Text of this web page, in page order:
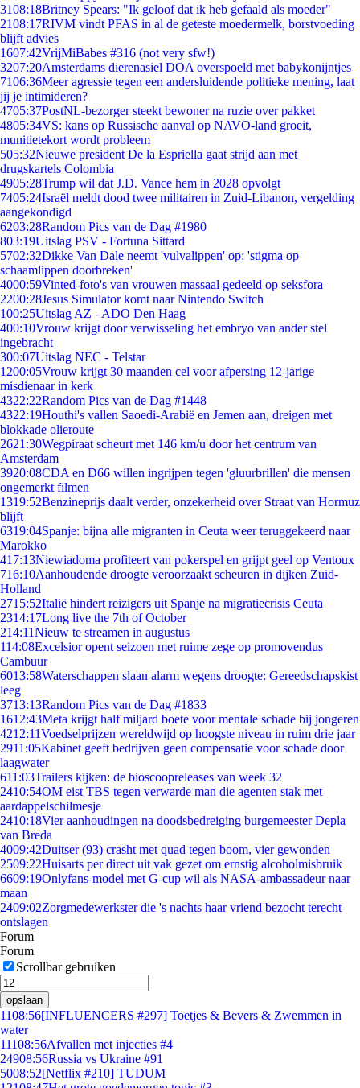
3108:18Britney Spears: "Ik geloof dat ik heb gefaald als moeder"
2108:17RIVM vindt PFAS in al de geteste moedermelk, borstvoeding
blijft advies
1607:42VrijMiBabes #316 (not very sfw!)
3207:20Amsterdams dierenasiel DOA overspoeld met babykonijntjes
7106:36Meer agressie tegen een andersluidende politieke mening, laat
jij je intimideren?
4705:37PostNL-bezorger steekt bewoner na ruzie over pakket
4805:34VS: kans op Russische aanval op NAVO-land groeit,
munitietekort wordt probleem
505:32Nieuwe president De la Espriella gaat strijd aan met
drugskartels Colombia
4905:28Trump wil dat J.D. Vance hem in 2028 opvolgt
7405:24Israël meldt dood twee militairen in Zuid-Libanon, vergelding
aangekondigd
6203:28Random Pics van de Dag #1980
803:19Uitslag PSV - Fortuna Sittard
5702:32Dikke Van Dale neemt 'vulvalippen' op: 'stigma op
schaamlippen doorbreken'
4000:59Vinted-foto's van vrouwen massaal gedeeld op seksfora
2200:28Jesus Simulator komt naar Nintendo Switch
100:25Uitslag AZ - ADO Den Haag
400:10Vrouw krijgt door verwisseling het embryo van ander stel
ingebracht
300:07Uitslag NEC - Telstar
1200:05Vrouw krijgt 30 maanden cel voor afpersing 12-jarige
misdienaar in kerk
4322:22Random Pics van de Dag #1448
4322:19Houthi's vallen Saoedi-Arabië en Jemen aan, dreigen met
blokkade olieroute
2621:30Wegpiraat scheurt met 146 km/u door het centrum van
Amsterdam
3920:08CDA en D66 willen ingrijpen tegen 'gluurbrillen' die mensen
ongemerkt filmen
1319:52Benzineprijs daalt verder, onzekerheid over Straat van Hormuz
blijft
6319:04Spanje: bijna alle migranten in Ceuta weer teruggekeerd naar
Marokko
417:13Niewiadoma profiteert van pokerspel en grijpt geel op Ventoux
716:10Aanhoudende droogte veroorzaakt scheuren in dijken Zuid-
Holland
2715:52Italië hindert reizigers uit Spanje na migratiecrisis Ceuta
2314:17Long live the 7th of October
214:11Nieuw te streamen in augustus
114:08Excelsior opent seizoen met ruime zege op promovendus
Cambuur
6013:58Waterschappen slaan alarm wegens droogte: Gereedschapskist
leeg
3713:13Random Pics van de Dag #1833
1612:43Meta krijgt half miljard boete voor mentale schade bij jongeren
4212:11Voedselprijzen wereldwijd op hoogste niveau in ruim drie jaar
2911:05Kabinet geeft bedrijven geen compensatie voor schade door
laagwater
611:03Trailers kijken: de bioscoopreleases van week 32
2410:54OM eist TBS tegen verwarde man die agenten stak met
aardappelschilmesje
2410:18Vier aanhoudingen na doodsbedreiging burgemeester Depla
van Breda
4009:42Duitser (93) crasht met quad tegen boom, vier gewonden
2509:22Huisarts per direct uit vak gezet om ernstig alcoholmisbruik
6609:19Onlyfans-model met G-cup wil als NASA-ambassadeur naar
maan
2409:02Zorgmedewerkster die 's nachts haar vriend bezocht terecht
ontslagen
Forum
Forum
Scrollbar gebruiken
opslaan
1108:56[INFLUENCERS #297] Toetjes & Bevers & Zwemmen in
water
11108:56Afvallen met injecties #4
24908:56Russia vs Ukraine #91
5008:52[Netflix #210] TUDUM